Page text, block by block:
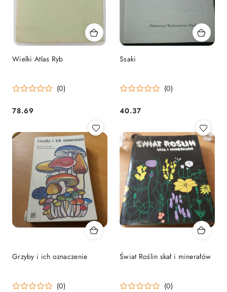
Wielki Atlas Ryb
(0)
Cena:
78.69
Ssaki
(0)
Cena:
40.37
Grzyby i ich oznaczenie
(0)
Świat Roślin skał i minerałów
(0)